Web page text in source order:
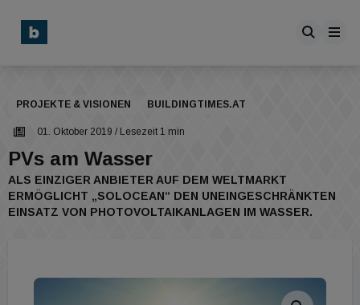
PROJEKTE & VISIONEN BUILDINGTIMES.AT
01. Oktober 2019 / Lesezeit 1 min
PVs am Wasser
ALS EINZIGER ANBIETER AUF DEM WELTMARKT
ERMÖGLICHT „SOLOCEAN“ DEN UNEINGESCHRÄNKTEN
EINSATZ VON PHOTOVOLTAIKANLAGEN IM WASSER.